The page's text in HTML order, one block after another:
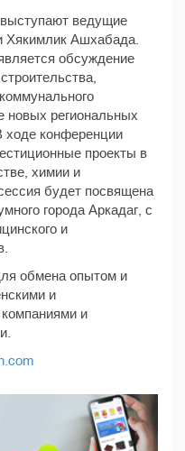
ведущие
Хякимлик Ашхабада.
обсуждение
новых региональных
ходе конференции
проекты в
химии и
будет посвящена
города Аркадаг, с
и
обмена опытом и
и
и